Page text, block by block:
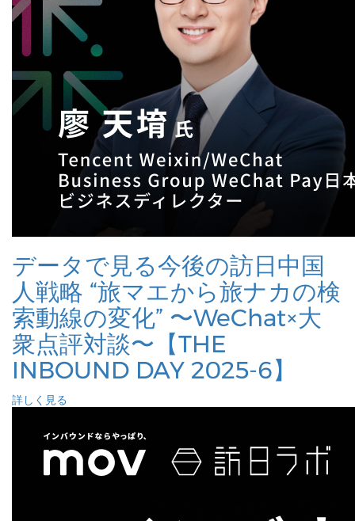
データで見る今後の訪日中国
人戦略 “旅マエから旅ナカの検
索動線の変化” 〜WeChat×大
衆点評対談〜【THE
INBOUND DAY 2025-6】
詳しく見る